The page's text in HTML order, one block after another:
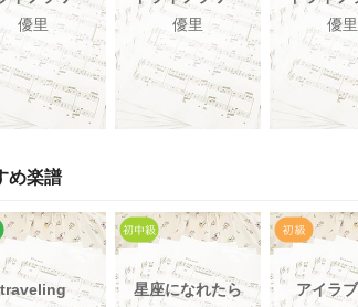
優里
優里
優里
め楽譜
traveling
星座になれたら
アイラ